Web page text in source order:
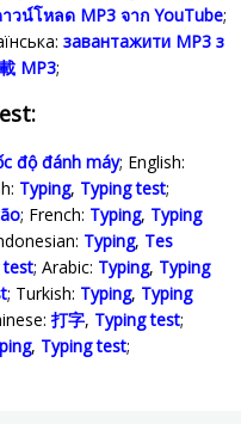
วน์โหลด MP3 จาก YouTube;
завантажити MP3 з
MP3;
độ đánh máy; English:
Typing, Typing test;
; French: Typing, Typing
Typing, Tes
test; Arabic: Typing, Typing
; Turkish: Typing, Typing
打字, Typing test;
, Typing test;